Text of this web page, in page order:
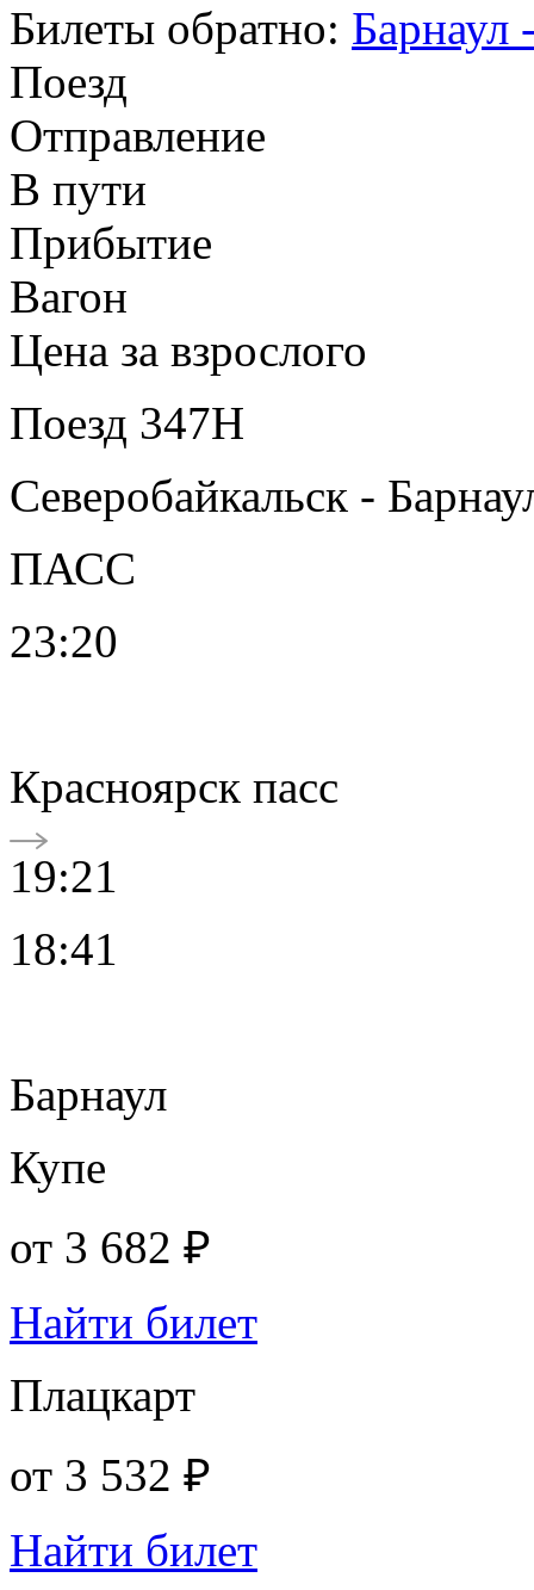
Билеты обратно: Барнаул
Поезд
Отправление
В пути
Прибытие
Вагон
Цена за взрослого
Поезд 347Н
Северобайкальск -
ПАСС
23:20
Красноярск пасс
19:21
18:41
Барнаул
Купе
от 3 682 ₽
Найти билет
Плацкарт
от 3 532 ₽
Найти билет